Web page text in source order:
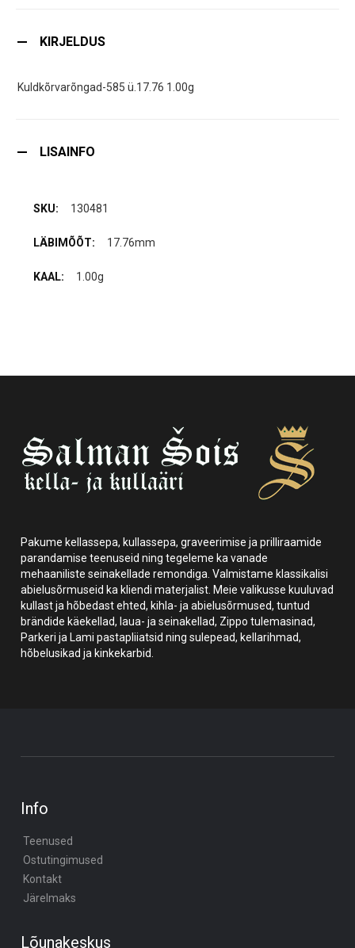
KIRJELDUS
Kuldkõrvarõngad-585 ü.17.76 1.00g
LISAINFO
130481
17.76mm
1.00g
Pakume kellassepa, kullassepa, graveerimise ja prilliraamide
parandamise teenuseid ning tegeleme ka vanade
mehaaniliste seinakellade remondiga. Valmistame klassikalisi
abielusõrmuseid ka kliendi materjalist. Meie valikusse kuuluvad
kullast ja hõbedast ehted, kihla- ja abielusõrmused, tuntud
brändide käekellad, laua- ja seinakellad, Zippo tulemasinad,
Parkeri ja Lami pastapliiatsid ning sulepead, kellarihmad,
hõbelusikad ja kinkekarbid.
Info
Teenused
Ostutingimused
Kontakt
Järelmaks
Lõunakeskus